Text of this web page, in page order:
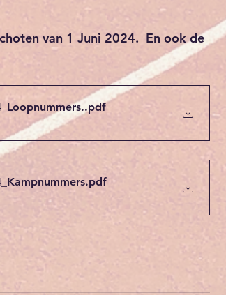
van 1 Juni 2024.  En ook de
.pdf
.pdf